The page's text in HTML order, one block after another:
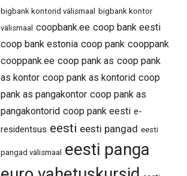
bigbank kontorid välismaal
bigbank kontor
välismaal coopbank.ee coop bank eesti
coop bank estonia coop pank cooppank
cooppank.ee coop pank as coop pank
as kontor coop pank as kontorid coop
pank as pangakontor coop pank as
pangakontorid coop pank eesti e-
residentsus eesti eesti pangad eesti
pangad välismaal eesti panga